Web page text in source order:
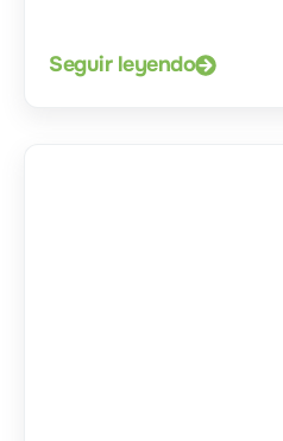
Seguir leyendo